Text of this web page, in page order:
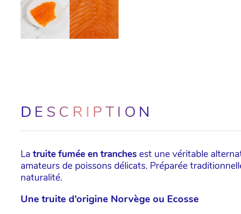
DESCRIPTION
La truite fumée en tranches est une véritable
amateurs de poissons délicats. Préparée
naturalité.
Une truite d’origine Norvège ou Ecosse